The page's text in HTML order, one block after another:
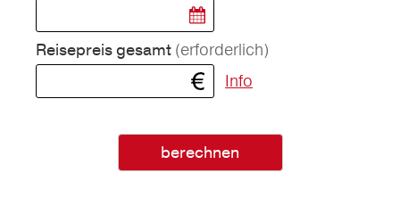
Reisepreis gesamt (erforderlich)
Info
berechnen